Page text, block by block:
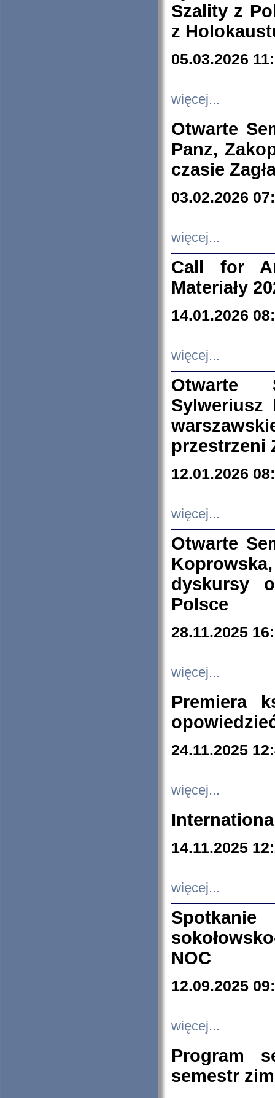
Szality z
z
05.03.2026
więcej...
Otwarte
Panz,
czasie
03.02.2026
więcej...
Call for
Materiały
14.01.2026
więcej...
Otwarte
Sylweriusz
przestrzeni
12.01.2026
więcej...
Otwarte
dyskursy
Polsce
28.11.2025
więcej...
Premiera
24.11.2025
więcej...
14.11.2025
więcej...
NOC
12.09.2025
więcej...
Program
semestr